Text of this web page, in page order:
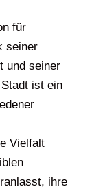
für
seiner
und seiner
ist ein
Vielfalt
ihre